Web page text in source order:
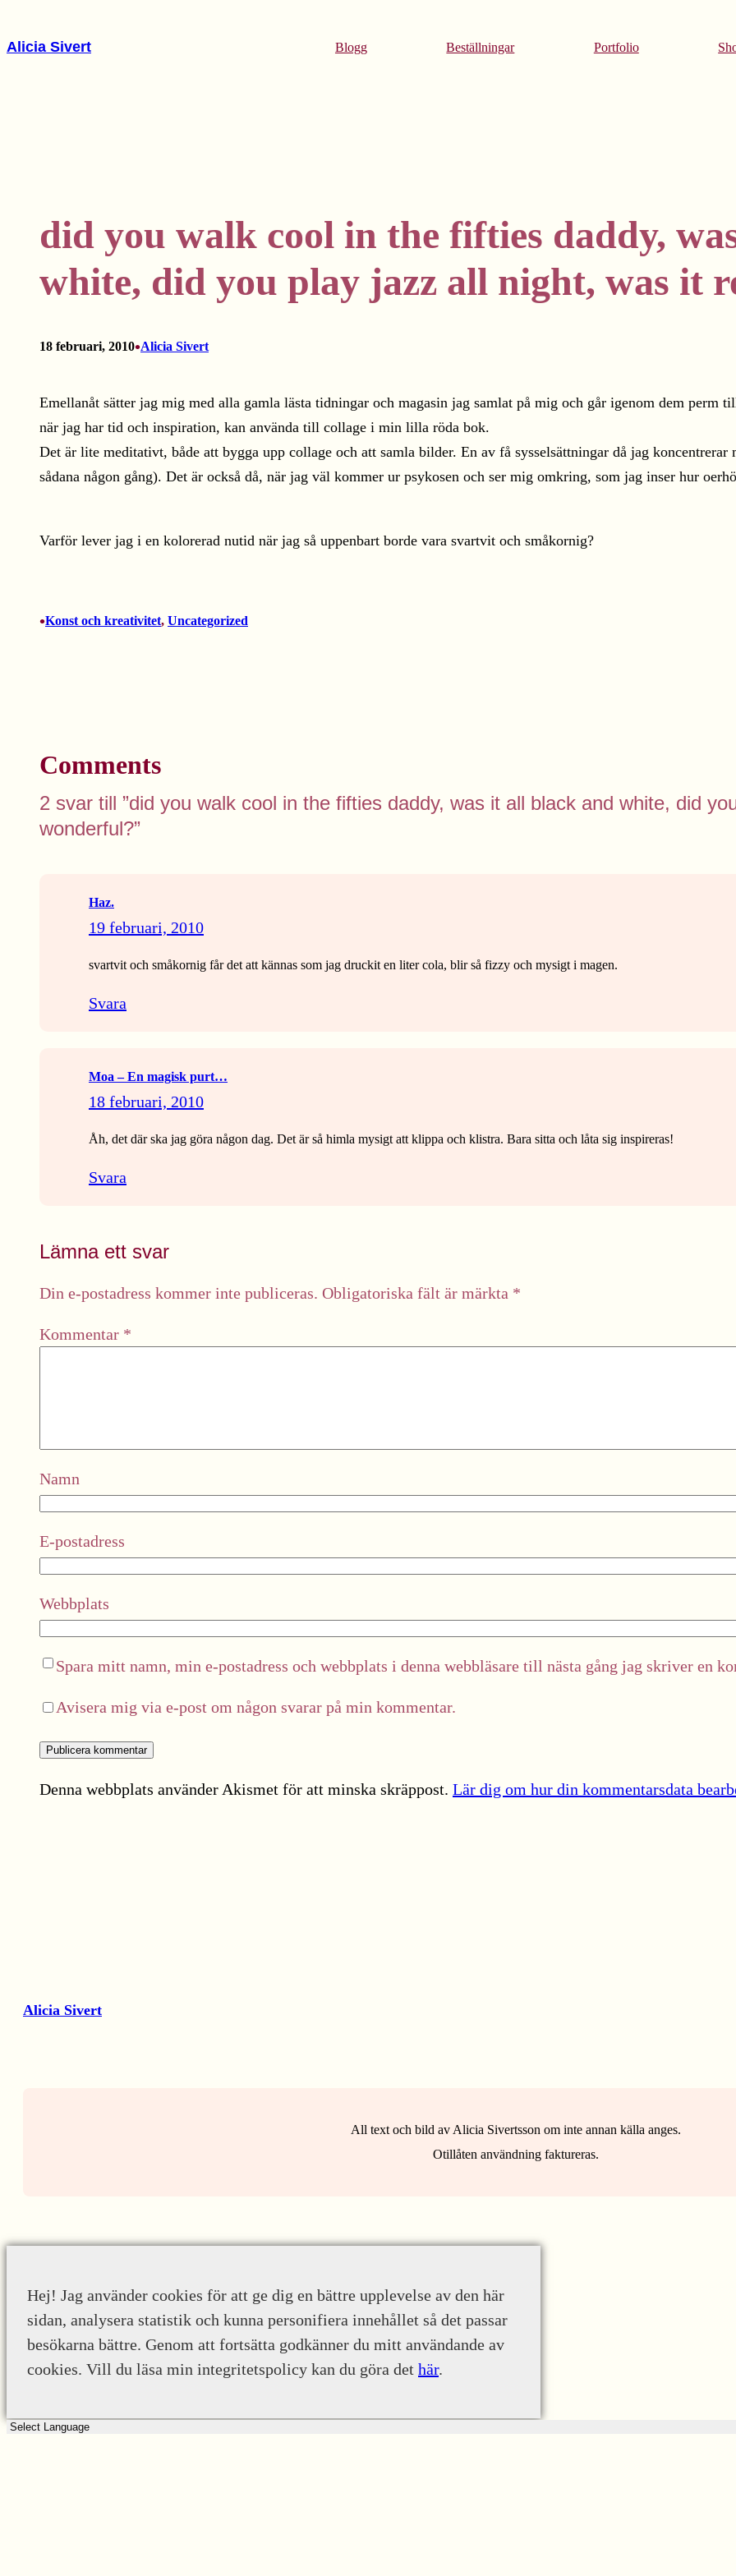
till
Alicia Sivert Blogg Beställningar Portfolio
did you walk cool in the fifties daddy,
white, did you play jazz all night, was it
18 februari, 2010•Alicia Sivert
Emellanåt sätter jag mig med alla gamla lästa tidningar och magasin jag samlat på mig och går igenom dem perm
när jag har tid och inspiration, kan använda till collage i min lilla röda bok.
Det är lite meditativt, både att bygga upp collage och att samla bilder. En av få sysselsättningar då jag
sådana någon gång). Det är också då, när jag väl kommer ur psykosen och ser mig omkring, som jag inser hur
Varför lever jag i en kolorerad nutid när jag så uppenbart borde vara svartvit och småkornig?
•Konst och kreativitet, Uncategorized
Comments
2 svar till ”did you walk cool in the fifties daddy, was it all black and white, did
wonderful?”
Haz.
19 februari, 2010
svartvit och småkornig får det att kännas som jag druckit en liter cola, blir så fizzy och mysigt i magen.
Svara
Moa – En magisk purt…
18 februari, 2010
Åh, det där ska jag göra någon dag. Det är så himla mysigt att klippa och klistra. Bara sitta och låta sig inspireras!
Svara
Lämna ett svar
Din e-postadress kommer inte publiceras. Obligatoriska fält är märkta *
Kommentar *
Namn
E-postadress
Webbplats
Spara mitt namn, min e-postadress och webbplats i denna webbläsare till nästa gång jag skriver en
Avisera mig via e-post om någon svarar på min kommentar.
Denna webbplats använder Akismet för att minska skräppost. Lär dig om hur din kommentarsdata
Alicia Sivert
All text och bild av Alicia Sivertsson om inte annan källa anges.
Otillåten användning faktureras.
Hej! Jag använder cookies för att ge dig en bättre upplevelse av den här
sidan, analysera statistik och kunna personifiera innehållet så det passar
besökarna bättre. Genom att fortsätta godkänner du mitt användande av
cookies. Vill du läsa min integritetspolicy kan du göra det här.